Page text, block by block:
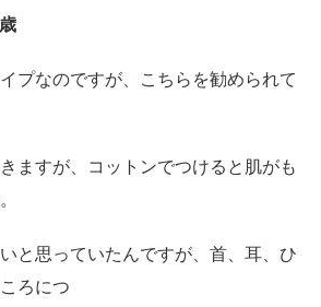
プなのですが、こちらを勧められて
ますが、コットンでつけると肌がも
と思っていたんですが、首、耳、ひ
ろにつ